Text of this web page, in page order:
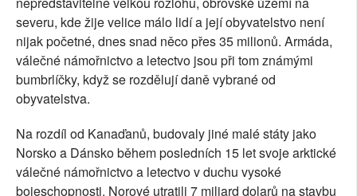
severu, kde žije velice málo lidí a její obyvatelstvo není
nijak početné, dnes snad něco přes 35 milionů. Armáda,
válečné námořnictvo a letectvo jsou při tom známými
bumbrlíčky, když se rozdělují daně vybrané od
obyvatelstva.
Na rozdíl od Kanaďanů, budovaly jiné malé státy jako
Norsko a Dánsko během posledních 15 let svoje arktické
válečné námořnictvo a letectvo v duchu vysoké
bojeschopnosti. Norové utratili 7 miliard dolarů na stavbu